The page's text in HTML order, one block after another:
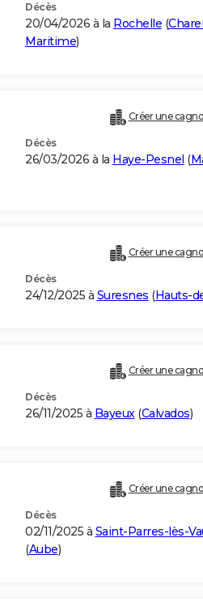
Décès
20/04/2026 à la Rochelle (
Maritime)
Créer une
Décès
26/03/2026 à la Haye-Pesnel (
Créer une
Décès
24/12/2025 à Suresnes (Hauts-
Créer une
Décès
26/11/2025 à Bayeux(Calvados)
Créer une
Décès
02/11/2025 à Saint-Parres-lès-
(Aube)